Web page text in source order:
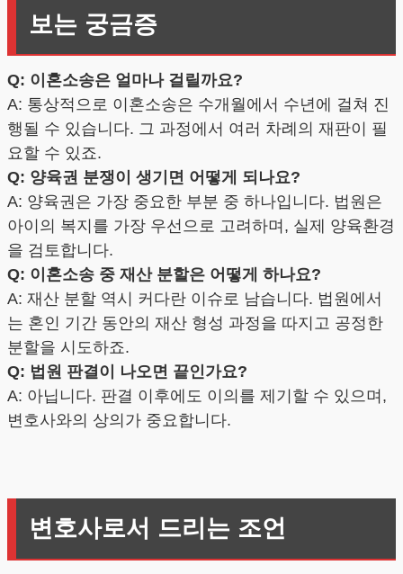
보는 궁금증
Q: 이혼소송은 얼마나 걸릴까요?
A: 통상적으로 이혼소송은 수개월에서 수년에 걸쳐 진
행될 수 있습니다. 그 과정에서 여러 차례의 재판이 필
요할 수 있죠.
Q: 양육권 분쟁이 생기면 어떻게 되나요?
A: 양육권은 가장 중요한 부분 중 하나입니다. 법원은
아이의 복지를 가장 우선으로 고려하며, 실제 양육환경
을 검토합니다.
Q: 이혼소송 중 재산 분할은 어떻게 하나요?
A: 재산 분할 역시 커다란 이슈로 남습니다. 법원에서
는 혼인 기간 동안의 재산 형성 과정을 따지고 공정한
분할을 시도하죠.
Q: 법원 판결이 나오면 끝인가요?
A: 아닙니다. 판결 이후에도 이의를 제기할 수 있으며,
변호사와의 상의가 중요합니다.
변호사로서 드리는 조언